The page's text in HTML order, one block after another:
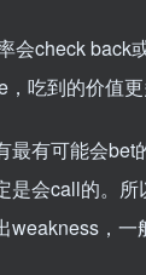
会check back
吃到的价值更
最有可能会bet
是会call的。
weakness，一